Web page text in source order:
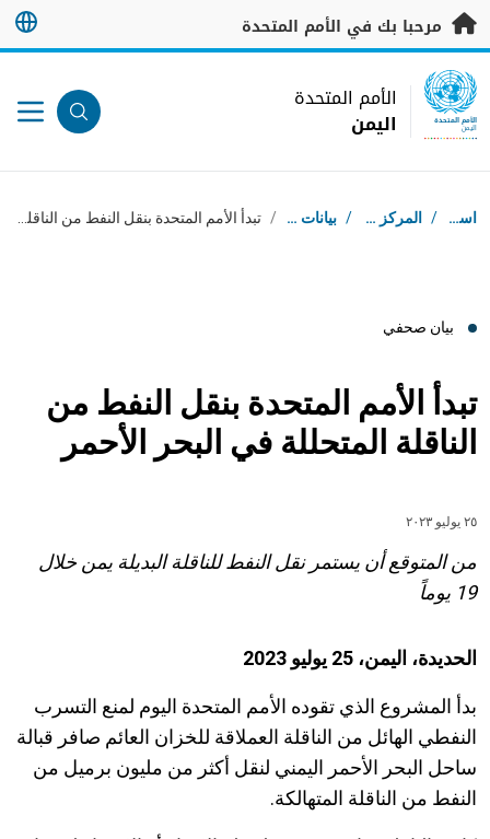
تخطى إلى المحتوى الرئيسي
مرحبا بك في الأمم المتحدة
UN Logo
الأمم المتحدة
اليمن
الأمم المتحدة
اليمن
مسار التنقل
استقبال / المركز الإعلامي / بيانات صحفية / تبدأ الأمم المتحدة بنقل النفط من الناقلة المتحللة في البحر الأحمر
بيان صحفي
تبدأ الأمم المتحدة بنقل النفط من
الناقلة المتحللة في البحر الأحمر
٢٥ يوليو ٢٠٢٣
من المتوقع أن يستمر نقل النفط للناقلة البديلة يمن خلال
19 يوماً
الحديدة، اليمن، 25 يوليو 2023
بدأ المشروع الذي تقوده الأمم المتحدة اليوم لمنع التسرب
النفطي الهائل من الناقلة العملاقة للخزان العائم صافر قبالة
ساحل البحر الأحمر اليمني لنقل أكثر من مليون برميل من
النفط من الناقلة المتهالكة.